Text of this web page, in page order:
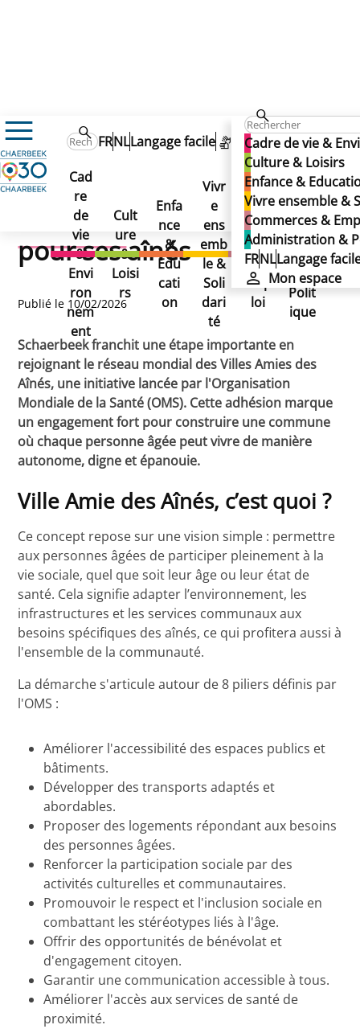
Cadre de vie &
Culture & Loisirs
Enfance &
Vivre ensemble &
Commerces &
Administration &
FRNLLangage
Mon espace
FRNLLangage facile
Mon espace
Cad
re
de
vie
&
Envi
ron
nem
ent
Cult
ure
&
Loisi
rs
Enfa
nce
&
Edu
cati
on
Vivr
e
ens
emb
le &
Soli
dari
té
Com
mer
ces
&
Emp
loi
Adm
inist
rati
on
&
Polit
ique
Actualités
Schaerbeek renforce la solidarité l’innovation pour ses
Schaerbeek renforce la
solidarité l’innovation
pour ses aînés
Schaerbeek renforce la
solidarité l’innovation pour
ses aînés
Publié le 10/02/2026
Schaerbeek franchit une étape importante en
rejoignant le réseau mondial des Villes Amies des
Aînés, une initiative lancée par l'Organisation
Mondiale de la Santé (OMS). Cette adhésion marque
un engagement fort pour construire une commune
où chaque personne âgée peut vivre de manière
autonome, digne et épanouie.
Ville Amie des Aînés, c’est quoi ?
Ce concept repose sur une vision simple : permettre
aux personnes âgées de participer pleinement à la
vie sociale, quel que soit leur âge ou leur état de
santé. Cela signifie adapter l’environnement, les
infrastructures et les services communaux aux
besoins spécifiques des aînés, ce qui profitera aussi à
l'ensemble de la communauté.
La démarche s'articule autour de 8 piliers définis par
l'OMS :
Améliorer l'accessibilité des espaces publics et
bâtiments.
Développer des transports adaptés et
abordables.
Proposer des logements répondant aux besoins
des personnes âgées.
Renforcer la participation sociale par des
activités culturelles et communautaires.
Promouvoir le respect et l'inclusion sociale en
combattant les stéréotypes liés à l'âge.
Offrir des opportunités de bénévolat et
d'engagement citoyen.
Garantir une communication accessible à tous.
Améliorer l'accès aux services de santé de
proximité.